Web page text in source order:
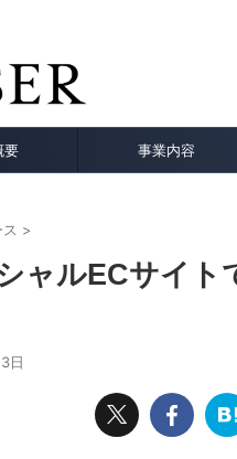
要 事業内容
>
ャルECサイト
日